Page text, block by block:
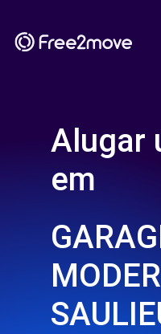
Alugar
em